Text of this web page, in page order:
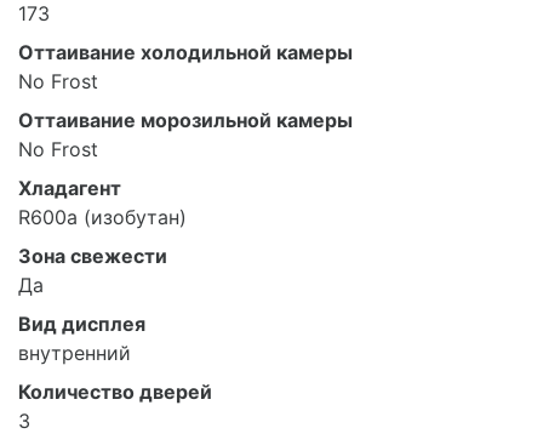
173
Оттаивание холодильной камеры
No Frost
Оттаивание морозильной камеры
No Frost
Хладагент
R600a (изобутан)
Зона свежести
Да
Вид дисплея
внутренний
Количество дверей
3